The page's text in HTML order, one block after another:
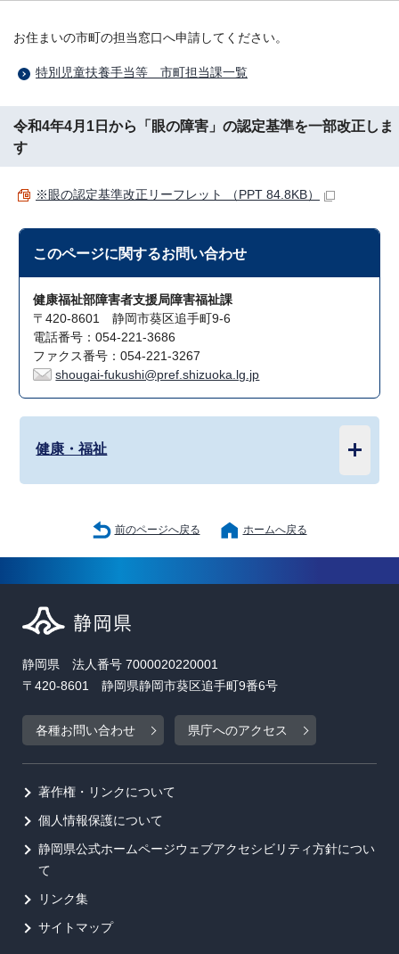
お住まいの市町の担当窓口へ申請してください。
特別児童扶養手当等＿市町担当課一覧
令和4年4月1日から「眼の障害」の認定基準を一部改正しま
す
※眼の認定基準改正リーフレット （PPT 84.8KB）
このページに関するお問い合わせ
健康福祉部障害者支援局障害福祉課
〒420-8601 静岡市葵区追手町9-6
電話番号：054-221-3686
ファクス番号：054-221-3267
shougai-fukushi@pref.shizuoka.lg.jp
健康・福祉
前のページへ戻る ホームへ戻る
静岡県 法人番号 7000020220001
〒420-8601 静岡県静岡市葵区追手町9番6号
各種お問い合わせ 県庁へのアクセス
著作権・リンクについて
個人情報保護について
静岡県公式ホームページウェブアクセシビリティ方針につい
て
リンク集
サイトマップ